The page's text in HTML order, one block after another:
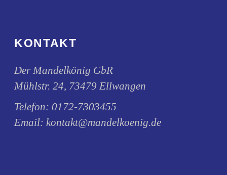
KONTAKT
Der Mandelkönig GbR
Mühlstr. 24, 73479 Ellwangen
Telefon:0172-7303455
Email:kontakt@mandelkoenig.de